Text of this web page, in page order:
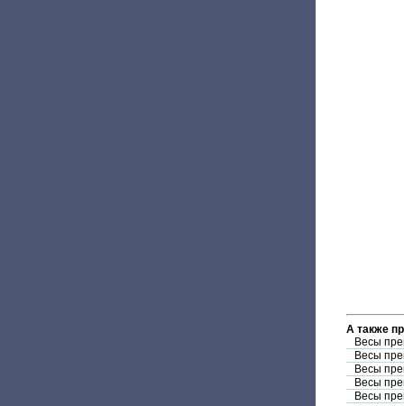
А также
Весы
Весы
Весы
Весы
Весы